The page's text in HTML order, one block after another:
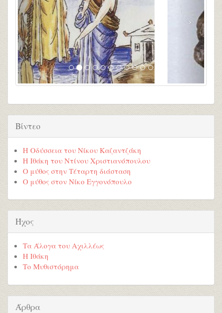
Βίντεο
Η Οδύσσεια του Νίκου Καζαντζάκη
Η Ιθάκη του Ντίνου Χριστιανόπουλου
Ο μύθος στην Τέταρτη διάσταση
Ο μύθος στον Νίκο Εγγονόπουλο
Ήχος
Τα Άλογα του Αχιλλέως
Η Ιθάκη
Το Μυθιστόρημα
Άρθρα